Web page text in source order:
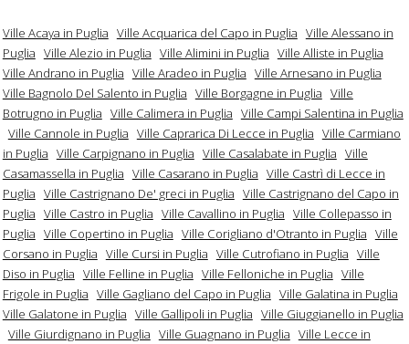
Ville Acaya in Puglia Ville Acquarica del Capo in Puglia Ville Alessano in
Puglia Ville Alezio in Puglia Ville Alimini in Puglia Ville Alliste in Puglia
Ville Andrano in Puglia Ville Aradeo in Puglia Ville Arnesano in Puglia
Ville Bagnolo Del Salento in Puglia Ville Borgagne in Puglia Ville
Botrugno in Puglia Ville Calimera in Puglia Ville Campi Salentina in Puglia
Ville Cannole in Puglia Ville Caprarica Di Lecce in Puglia Ville Carmiano
in Puglia Ville Carpignano in Puglia Ville Casalabate in Puglia Ville
Casamassella in Puglia Ville Casarano in Puglia Ville Castrì di Lecce in
Puglia Ville Castrignano De' greci in Puglia Ville Castrignano del Capo in
Puglia Ville Castro in Puglia Ville Cavallino in Puglia Ville Collepasso in
Puglia Ville Copertino in Puglia Ville Corigliano d'Otranto in Puglia Ville
Corsano in Puglia Ville Cursi in Puglia Ville Cutrofiano in Puglia Ville
Diso in Puglia Ville Felline in Puglia Ville Felloniche in Puglia Ville
Frigole in Puglia Ville Gagliano del Capo in Puglia Ville Galatina in Puglia
Ville Galatone in Puglia Ville Gallipoli in Puglia Ville Giuggianello in Puglia
Ville Giurdignano in Puglia Ville Guagnano in Puglia Ville Lecce in